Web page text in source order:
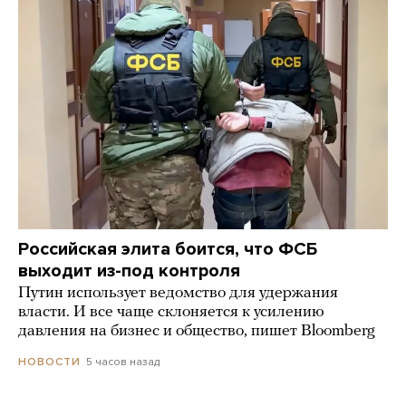
Российская элита боится, что ФСБ
выходит из-под контроля
Путин использует ведомство для удержания
власти. И все чаще склоняется к усилению
давления на бизнес и общество, пишет Bloomberg
НОВОСТИ 5 часов назад